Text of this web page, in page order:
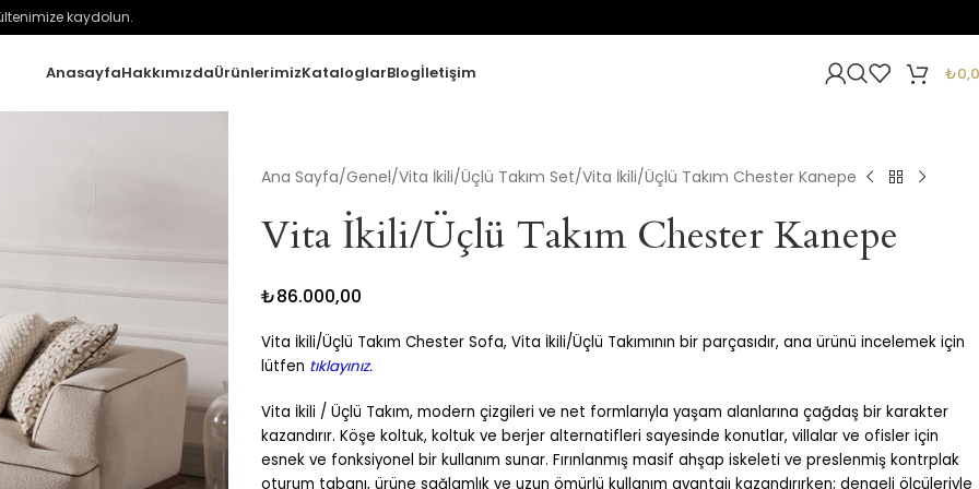
kaydolun.
AnasayfaHakkımızdaÜrünlerimizKataloglarBlogİletişim ₺
Ana Sayfa Genel Vita İkili/Üçlü Takım Set Vita İkili/Üçlü Takım Chester Kanepe
Vita İkili/Üçlü Takım Chester Kanepe
₺86.000,00
Vita İkili/Üçlü Takım Chester Sofa, Vita İkili/Üçlü Takımının bir parçasıdır, ana ürünü incelemek için
lütfen tıklayınız.
Vita İkili / Üçlü Takım, modern çizgileri ve net formlarıyla yaşam alanlarına çağdaş bir karakter
kazandırır. Köşe koltuk, koltuk ve berjer alternatifleri sayesinde konutlar, villalar ve ofisler için
esnek ve fonksiyonel bir kullanım sunar. Fırınlanmış masif ahşap iskeleti ve preslenmiş kontrplak
oturum tabanı, ürüne sağlamlık ve uzun ömürlü kullanım avantajı kazandırırken; dengeli ölçüleriyle